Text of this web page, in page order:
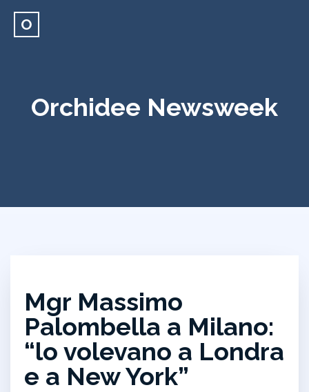
O
Orchidee Newsweek
Mgr Massimo
Palombella a Milano:
“lo volevano a Londra
e a New York”